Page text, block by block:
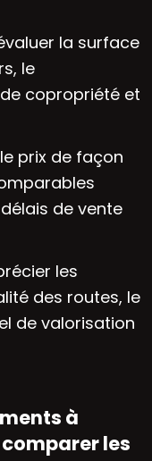
la surface
le
copropriété et
prix de façon
de vente
les
des routes, le
de valorisation
à
comparer les